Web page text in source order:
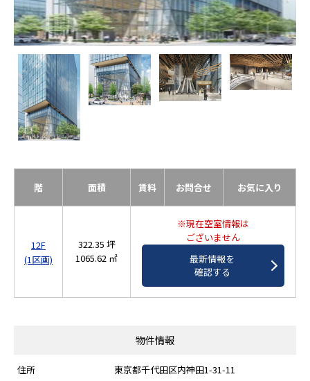
階 面積 賃料 お問合せ お気に入り
12F
(1区画)
322.35 坪
1065.62 ㎡
※現在空室情報は
ございません
最新情報を
確認する
物件情報
住所 東京都千代田区内神田1-31-11